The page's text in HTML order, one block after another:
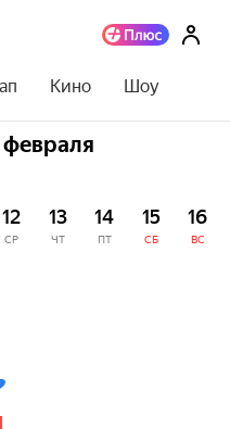
Кино Шоу
12
СР
13
ЧТ
14
ПТ
15
СБ
16
ВС